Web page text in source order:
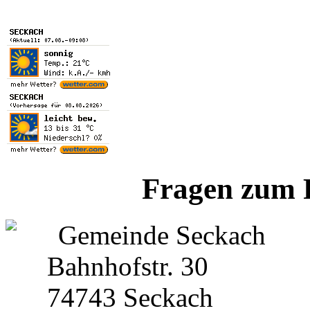
Fragen
Gemeinde Seckach
Bahnhofstr. 30
74743 Seckach